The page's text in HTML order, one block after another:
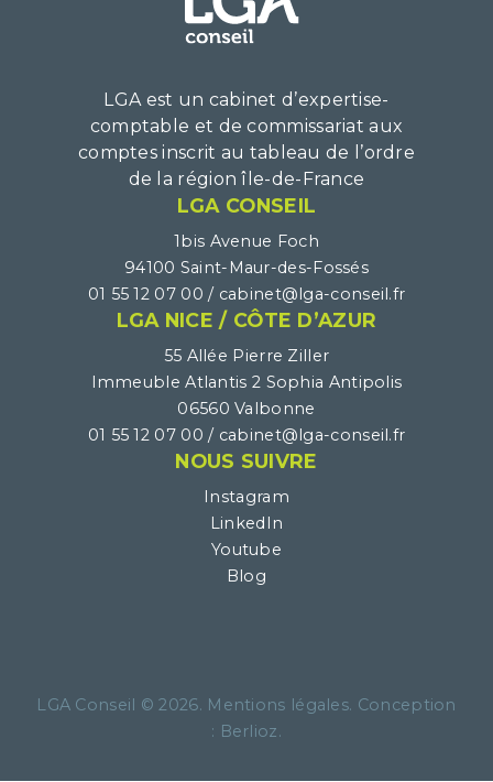
LGA est un cabinet d’expertise-
comptable et de commissariat aux
comptes inscrit au tableau de l’ordre
de la région île-de-France
LGA CONSEIL
1bis Avenue Foch
94100 Saint-Maur-des-Fossés
01 55 12 07 00 /
LGA NICE / CÔTE D’AZUR
55 Allée Pierre Ziller
Immeuble Atlantis 2 Sophia Antipolis
06560 Valbonne
01 55 12 07 00 /
NOUS SUIVRE
Instagram
LinkedIn
Youtube
Blog
LGA Conseil ©2026. Mentions légales. Conception
: Berlioz.